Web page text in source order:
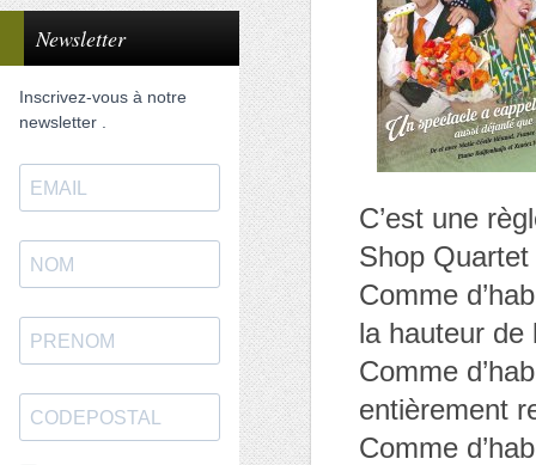
Newsletter
Inscrivez-vous à notre
newsletter .
C’est une
Shop
Comme
la hauteur de
Comme
entièrement
Comme